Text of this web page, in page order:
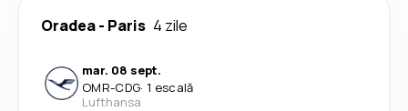
Oradea- Paris 4 zile
mar. 08 sept.
OMR-CDG· 1 escală
Lufthansa